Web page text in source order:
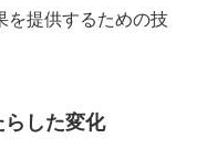
を提供するための技
した変化